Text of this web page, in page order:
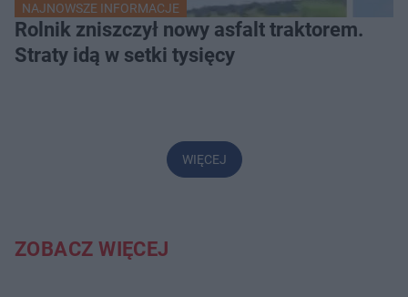
NAJNOWSZE INFORMACJE
Rolnik zniszczył nowy asfalt traktorem.
Straty idą w setki tysięcy
WIĘCEJ
ZOBACZ WIĘCEJ